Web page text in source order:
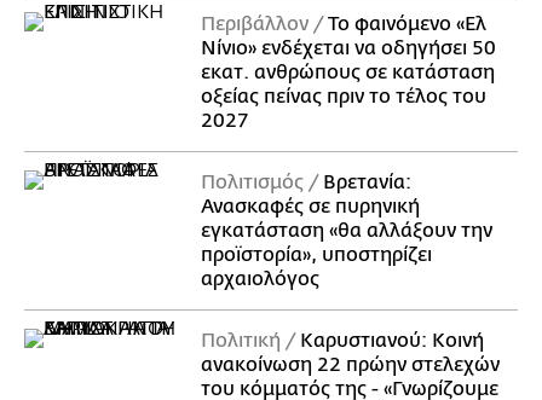
Περιβάλλον
Το φαινόμενο «Ελ
Νίνιο» ενδέχεται να οδηγήσει 50
εκατ. ανθρώπους σε κατάσταση
οξείας πείνας πριν το τέλος του
2027
Πολιτισμός
Βρετανία:
Ανασκαφές σε πυρηνική
εγκατάσταση «θα αλλάξουν την
προϊστορία», υποστηρίζει
αρχαιολόγος
Πολιτική
Καρυστιανού: Κοινή
ανακοίνωση 22 πρώην στελεχών
του κόμματός της - «Γνωρίζουμε